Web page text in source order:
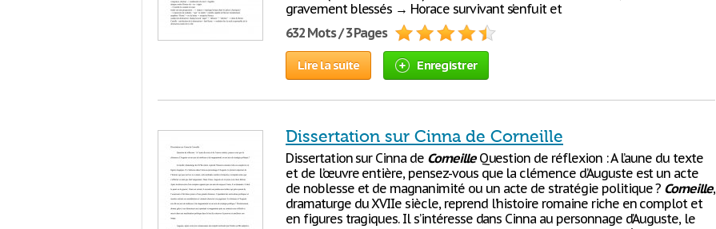
gravement blessés → Horace survivant s’enfuit et
632 Mots / 3 Pages
Lire la suite Enregistrer
Dissertation sur Cinna de Corneille
Dissertation sur Cinna de CorneilleQuestion de réflexion : A l’aune du texte
et de l’œuvre entière, pensez-vous que la clémence d’Auguste est un acte
de noblesse et de magnanimité ou un acte de stratégie politique ? Corneille,
dramaturge du XVIIe siècle, reprend l’histoire romaine riche en complot et
en figures tragiques. Il s’intéresse dans Cinna au personnage d’Auguste, le